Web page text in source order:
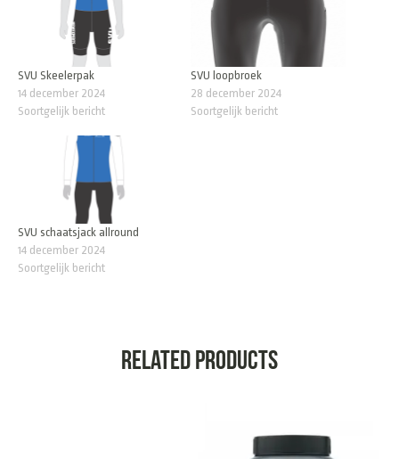
SVU Skeelerpak
14 december 2024
Soortgelijk bericht
SVU loopbroek
28 december 2024
Soortgelijk bericht
SVU schaatsjack allround
14 december 2024
Soortgelijk bericht
Related products